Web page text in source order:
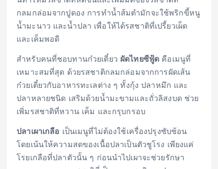
กลมกล่อมจากปูดอง การทำน้ำส้มตำมักจะใช้พริกขี้หนู
น้ำมะนาว และน้ำปลา เพื่อให้ได้รสชาติที่เปรี้ยวเผ็ด
และเค็มพอดี
สำหรับคนที่ชอบทานก๋วยเตี๋ยว ผัดไทยซีฟู้ด คือเมนูที่
เหมาะสมที่สุด ด้วยรสชาติกลมกล่อมจากการผัดเส้น
ก๋วยเตี๋ยวกับอาหารทะเลต่าง ๆ ทั้งกุ้ง ปลาหมึก และ
ปลาหลายชนิด เสริมด้วยน้ำมะขามและถั่วลิสงบด ช่วย
เพิ่มรสชาติที่หวาน เค็ม และกรุบกรอบ
ปลาเผาเกลือ เป็นเมนูที่ไม่ต้องใช้เครื่องปรุงซับซ้อน
โดยเน้นให้ความสดของเนื้อปลาเป็นตัวชูโรง เพียงแค่
โรยเกลือที่ปลาตัวนั้น ๆ ก่อนนำไปเผาจะช่วยรักษา